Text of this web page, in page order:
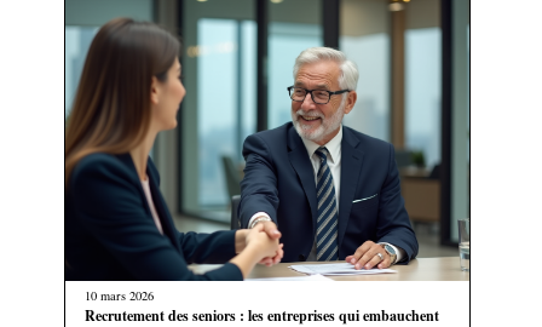
10 mars 2026
Recrutement des seniors : les entreprises qui embauchent